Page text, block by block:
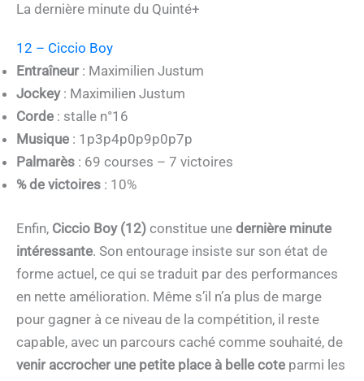
La dernière minute du Quinté+
12 – Ciccio Boy
Entraîneur: Maximilien Justum
Jockey: Maximilien Justum
Corde : stalle n°16
Musique : 1p3p4p0p9p0p7p
Palmarès : 69 courses – 7 victoires
% de victoires : 10%
Enfin, Ciccio Boy (12) constitue une dernière minute
intéressante. Son entourage insiste sur son état de
forme actuel, ce qui se traduit par des performances
en nette amélioration. Même s’il n’a plus de marge
pour gagner à ce niveau de la compétition, il reste
capable, avec un parcours caché comme souhaité, de
venir accrocher une petite place à belle cote parmi les